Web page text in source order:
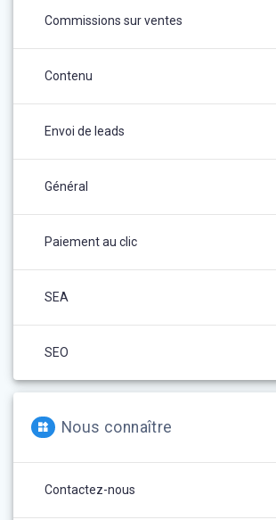
Commissions sur ventes
Contenu
Envoi de leads
Général
Paiement au clic
SEA
SEO
Nous connaître
Contactez-nous